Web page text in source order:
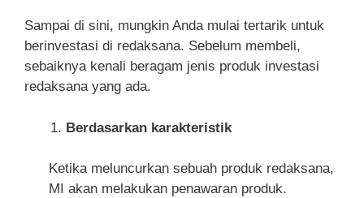
Sampai di sini, mungkin Anda mulai tertarik untuk
berinvestasi di redaksana. Sebelum membeli,
sebaiknya kenali beragam jenis produk investasi
redaksana yang ada.
Berdasarkan karakteristik
Ketika meluncurkan sebuah produk redaksana,
MI akan melakukan penawaran produk.